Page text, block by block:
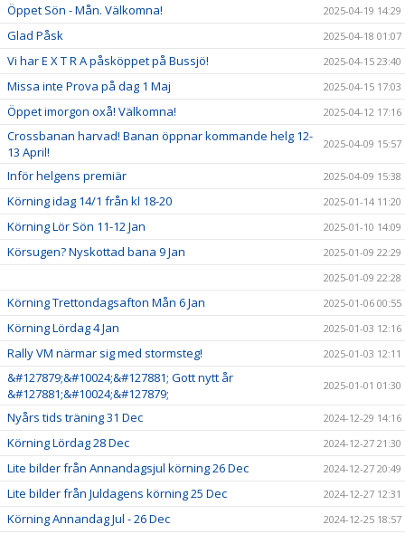
Öppet Sön - Mån. Välkomna! 2025-04-19 14:29
Glad Påsk 2025-04-18 01:07
Vi har E X T R A påsköppet på Bussjö! 2025-04-15 23:40
Missa inte Prova på dag 1 Maj 2025-04-15 17:03
Öppet imorgon oxå! Välkomna! 2025-04-12 17:16
Crossbanan harvad! Banan öppnar kommande helg 12-
13 April!
2025-04-09 15:57
Inför helgens premiär 2025-04-09 15:38
Körning idag 14/1 från kl 18-20 2025-01-14 11:20
Körning Lör Sön 11-12 Jan 2025-01-10 14:09
Körsugen? Nyskottad bana 9 Jan
2025-01-09 22:29
2025-01-09 22:28
Körning Trettondagsafton Mån 6 Jan 2025-01-06 00:55
Körning Lördag 4 Jan 2025-01-03 12:16
Rally VM närmar sig med stormsteg! 2025-01-03 12:11
&#127879;&#10024;&#127881; Gott nytt år
&#127881;&#10024;&#127879;
2025-01-01 01:30
Nyårs tids träning 31 Dec 2024-12-29 14:16
Körning Lördag 28 Dec 2024-12-27 21:30
Lite bilder från Annandagsjul körning 26 Dec 2024-12-27 20:49
Lite bilder från Juldagens körning 25 Dec 2024-12-27 12:31
Körning Annandag Jul - 26 Dec 2024-12-25 18:57